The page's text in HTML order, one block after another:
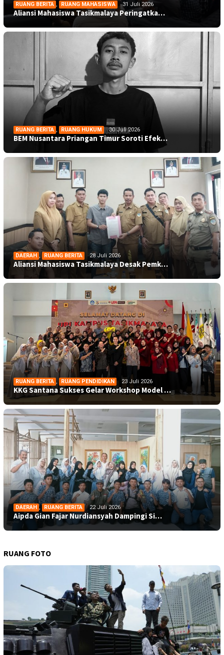
RUANG BERITA , RUANG MAHASISWA 31 Juli 2026
Aliansi Mahasiswa Tasikmalaya Peringatka…
RUANG BERITA , RUANG HUKUM 30 Juli 2026
BEM Nusantara Priangan Timur Soroti Efek…
DAERAH , RUANG BERITA 28 Juli 2026
Aliansi Mahasiswa Tasikmalaya Desak Pemk…
RUANG BERITA , RUANG PENDIDIKAN 23 Juli 2026
KKG Santana Sukses Gelar Workshop Model …
DAERAH , RUANG BERITA 22 Juli 2026
Aipda Gian Fajar Nurdiansyah Dampingi Si…
RUANG FOTO